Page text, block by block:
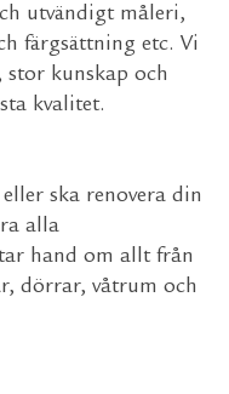
utvändigt måleri,
färgsättning etc. Vi
kunskap och
kvalitet.
ska renovera din
alla
hand om allt från
dörrar, våtrum och